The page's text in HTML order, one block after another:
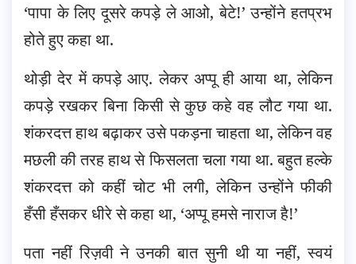
‘पापा के लिए दूसरे कपड़े ले आओ, बेटे!’ उन्होंने हतप्रभ
होते हुए कहा था.
थोड़ी देर में कपड़े आए. लेकर अप्पू ही आया था, लेकिन
कपड़े रखकर बिना किसी से कुछ कहे वह लौट गया था.
शंकरदत्त हाथ बढ़ाकर उसे पकड़ना चाहता था, लेकिन वह
मछली की तरह हाथ से फिसलता चला गया था. बहुत हल्के
शंकरदत्त को कहीं चोट भी लगी, लेकिन उन्होंने फीकी
हँसी हँसकर धीरे से कहा था, ‘अप्पू हमसे नाराज है!’
पता नहीं रिज़वी ने उनकी बात सुनी थी या नहीं, स्वयं